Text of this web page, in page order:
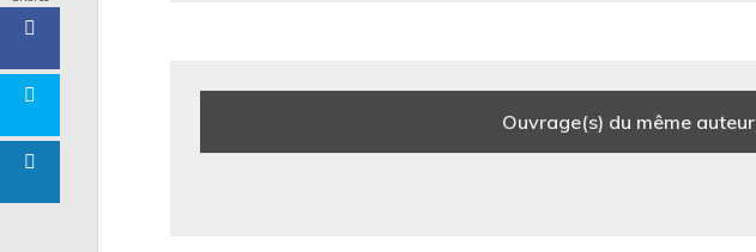
Ouvrage(s) du même auteur